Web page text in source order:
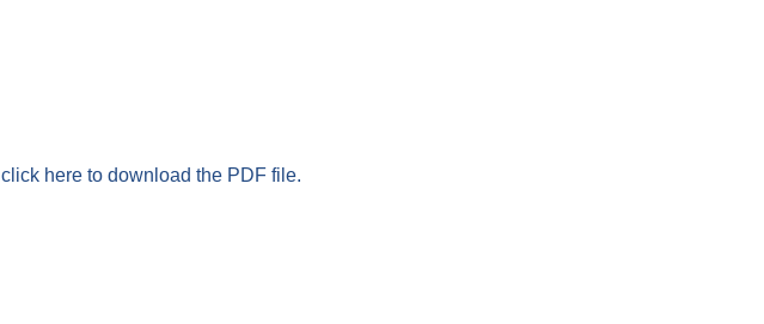
click here to download the PDF file.